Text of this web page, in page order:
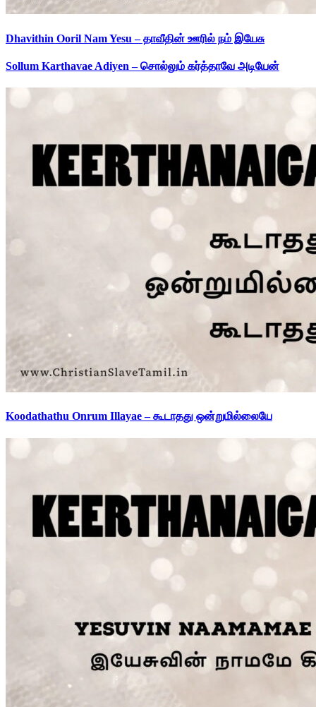
Dhavithin Ooril Nam Yesu – தாவீதின் ஊரில் நம் இயேசு
Sollum Karthavae Adiyen – சொல்லும் கர்த்தாவே அடியேன்
Koodathathu Onrum Illayae – கூடாதது ஒன்றுமில்லையே